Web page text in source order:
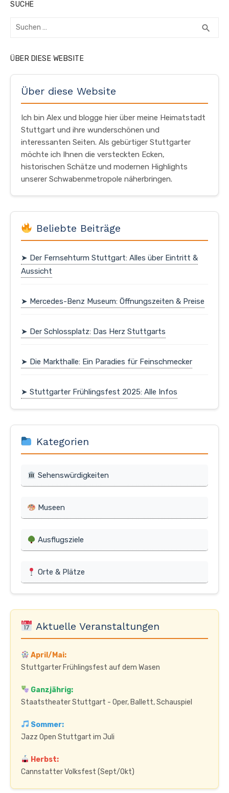
SUCHE
Suchen
search
ÜBER DIESE WEBSITE
Über diese Website
Ich bin Alex und blogge hier über meine Heimatstadt
Stuttgart und ihre wunderschönen und
interessanten Seiten. Als gebürtiger Stuttgarter
möchte ich Ihnen die versteckten Ecken,
historischen Schätze und modernen Highlights
unserer Schwabenmetropole näherbringen.
Beliebte Beiträge
➤ Der Fernsehturm Stuttgart: Alles über Eintritt &
Aussicht
➤ Mercedes-Benz Museum: Öffnungszeiten & Preise
➤ Der Schlossplatz: Das Herz Stuttgarts
➤ Die Markthalle: Ein Paradies für Feinschmecker
➤ Stuttgarter Frühlingsfest 2025: Alle Infos
Kategorien
Sehenswürdigkeiten
Museen
Ausflugsziele
Orte & Plätze
Aktuelle Veranstaltungen
April/Mai:
Stuttgarter Frühlingsfest auf dem Wasen
Ganzjährig:
Staatstheater Stuttgart - Oper, Ballett, Schauspiel
Sommer:
Jazz Open Stuttgart im Juli
Herbst:
Cannstatter Volksfest (Sept/Okt)